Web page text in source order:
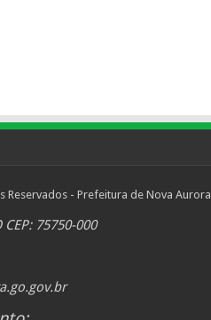
- Prefeitura de Nova Aurora
75750-000